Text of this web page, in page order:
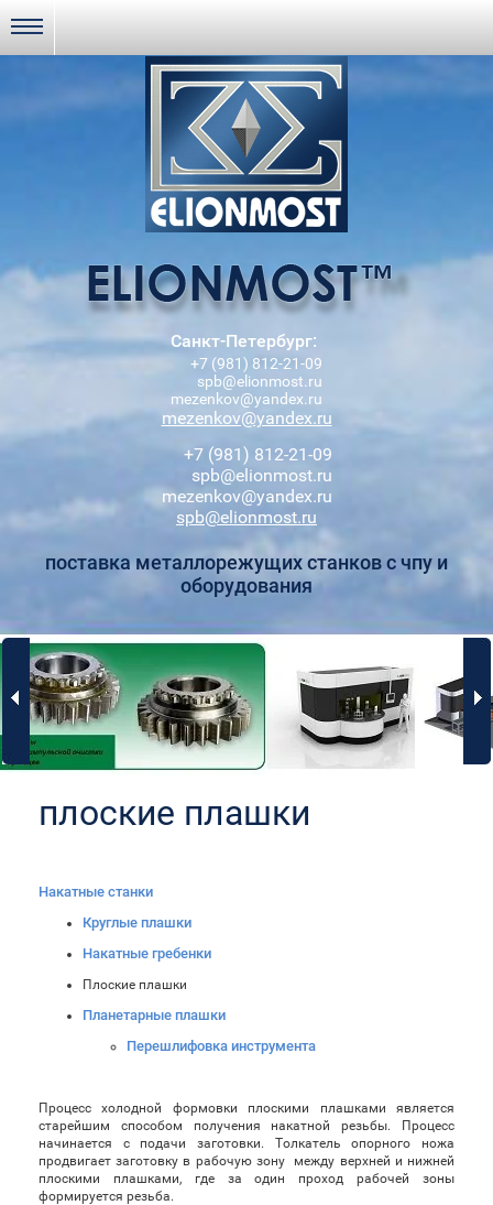
Санкт-Петербург:
+7 (981) 812-21-09
spb@elionmost.ru
mezenkov@yandex.ru
mezenkov@yandex.ru
+7 (981) 812-21-09
spb@elionmost.ru
mezenkov@yandex.ru
spb@elionmost.ru
поставка металлорежущих станков с чпу и
оборудования
плоские плашки
Накатные станки
Круглые плашки
Накатные гребенки
Плоские плашки
Планетарные плашки
Перешлифовка инструмента
Процесс холодной формовки плоскими плашками является
старейшим способом получения накатной резьбы. Процесс
начинается с подачи заготовки. Толкатель опорного ножа
продвигает заготовку в рабочую зону между верхней и нижней
плоскими плашками, где за один проход рабочей зоны
формируется резьба.